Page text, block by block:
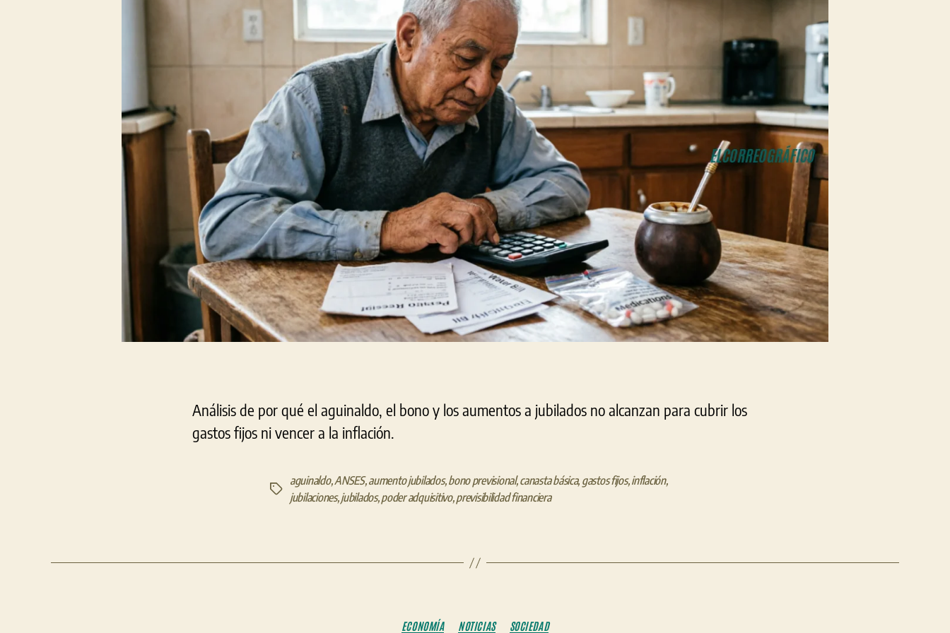
Análisis de por qué el aguinaldo, el bono y los aumentos a jubilados no alcanzan para cubrir los
gastos fijos ni vencer a la inflación.
Etiquetas
aguinaldo,ANSES,aumento jubilados,bono previsional,canasta básica, gastos fijos,inflación,
jubilaciones,jubilados,poder adquisitivo,previsibilidad financiera
Categorías
ECONOMÍA NOTICIAS SOCIEDAD